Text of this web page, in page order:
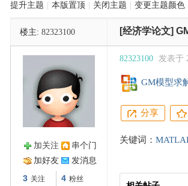
提升主题 本版置顶 关闭主题 变更主题颜色
楼主: 82323100 [经济学论文]
加关注
串个门
加好友
发消息
3 关注 4 粉丝
82323100 发表于
GM模型求
分享
关键词：